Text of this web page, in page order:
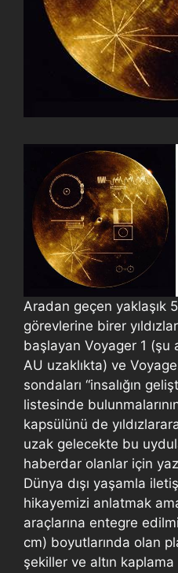
Aradan geçen yaklaşık
görevlerine birer
başlayan Voyager 1 (şu
AU uzaklıkta) ve
sondaları “insalığın
listesinde
kapsülünü de
uzak gelecekte bu
haberdar olanlar için
Dünya dışı yaşamla
hikayemizi anlatmak
araçlarına entegre
cm) boyutlarında olan
şekiller ve altın